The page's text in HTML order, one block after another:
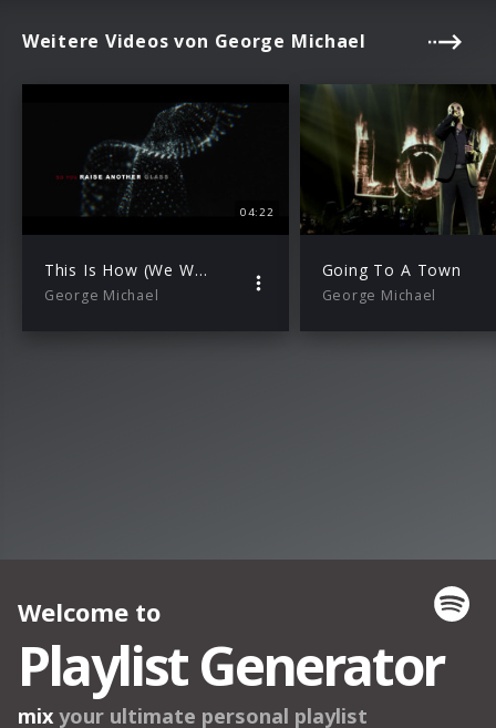
Weitere Videos von George Michael
04:22
This Is How (We Want You To Get High) Lyric Video
George Michael
Going To A Town
George Michael